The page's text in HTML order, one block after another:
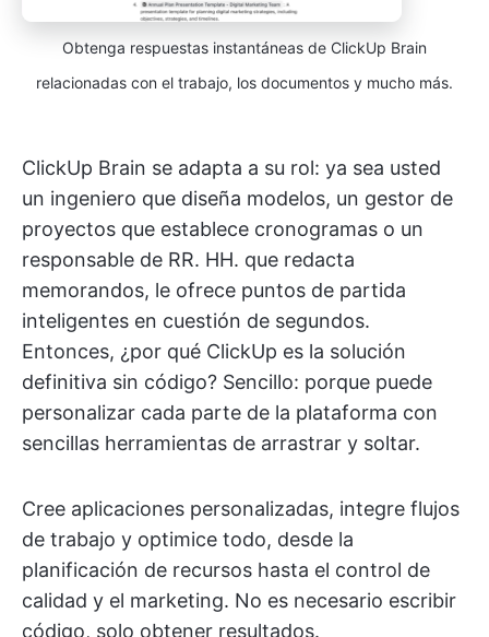
Obtenga respuestas instantáneas de ClickUp Brain
relacionadas con el trabajo, los documentos y mucho más.
ClickUp Brain se adapta a su rol: ya sea usted
un ingeniero que diseña modelos, un gestor de
proyectos que establece cronogramas o un
responsable de RR. HH. que redacta
memorandos, le ofrece puntos de partida
inteligentes en cuestión de segundos.
Entonces, ¿por qué ClickUp es la solución
definitiva sin código? Sencillo: porque puede
personalizar cada parte de la plataforma con
sencillas herramientas de arrastrar y soltar.
Cree aplicaciones personalizadas, integre flujos
de trabajo y optimice todo, desde la
planificación de recursos hasta el control de
calidad y el marketing. No es necesario escribir
código, solo obtener resultados.